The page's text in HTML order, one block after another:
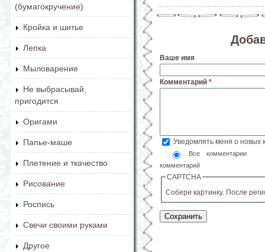
(бумагокручение)
Кройка и шитье
Лепка
Мыловарение
Не выбрасывай,
пригодится
Оригами
Папье-маше
Плетение и ткачество
Рисование
Роспись
Свечи своими руками
Другое
Ваше имя
Комментарий *
Уведомлять меня о новых
Все комментарии
комментарий
CAPTCHA
Собери картинку. После